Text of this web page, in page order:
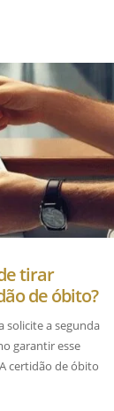
tirar
de óbito?
solicite a segunda
garantir esse
certidão de óbito